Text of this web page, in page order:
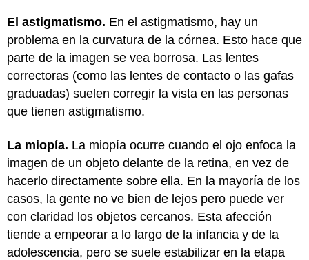
El astigmatismo. En el astigmatismo, hay un
problema en la curvatura de la córnea. Esto hace que
parte de la imagen se vea borrosa. Las lentes
correctoras (como las lentes de contacto o las gafas
graduadas) suelen corregir la vista en las personas
que tienen astigmatismo.
La miopía. La miopía ocurre cuando el ojo enfoca la
imagen de un objeto delante de la retina, en vez de
hacerlo directamente sobre ella. En la mayoría de los
casos, la gente no ve bien de lejos pero puede ver
con claridad los objetos cercanos. Esta afección
tiende a empeorar a lo largo de la infancia y de la
adolescencia, pero se suele estabilizar en la etapa